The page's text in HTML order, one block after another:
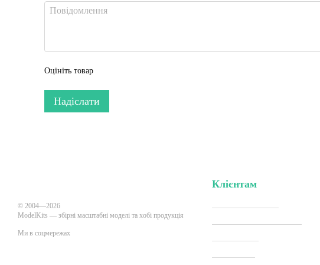
Оцініть товар
Надіслати
© 2004—2026
ModelKits — збірні масштабні моделі та хобі продукція
Ми в соцмережах
Клієнтам